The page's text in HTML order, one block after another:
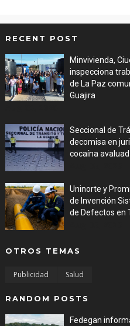
RECENT POST
Minvivienda,
inspecciona
de La Paz
Guajira
Seccional de
decomisa en
cocaína
Uninorte y
de Invención
de Defectos en
OTROS TEMAS
Publicidad Salud
RANDOM POSTS
Fedegan